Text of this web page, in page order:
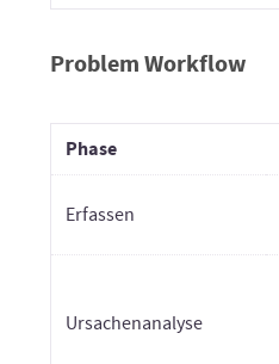
Problem Workflow
Phase
Erfassen
Ursachenanalyse